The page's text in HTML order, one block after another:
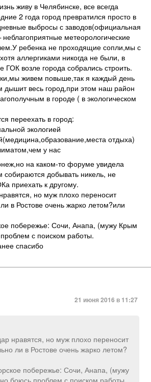
живу в Челябинске, все всегда
2 года город превратился просто в
выбросы с заводов(официальная
метеорологические
ребенка не проходящие сопли,мы с
аллергиками никогда не были, в
возле города собрались строить.
ки,мы живем повыше,так я каждый день
дышит весь город,при этом наш район
в городе ( в экологическом
переехать в город:
экологией
отдыха)
у нас
на каком-то форуме увидела
добывать никель, не
приехать к другому.
но муж плохо переносит
в Ростове очень жарко летом?или
побережье: Сочи, Анапа, (мужу Крым
с поиском работы.
спасибо
21 июня 2016 в 11:27
нравятся, но муж плохо переносит
ли в Ростове очень жарко летом?
побережье: Сочи, Анапа, (мужу
боюсь проблем с поиском работы.